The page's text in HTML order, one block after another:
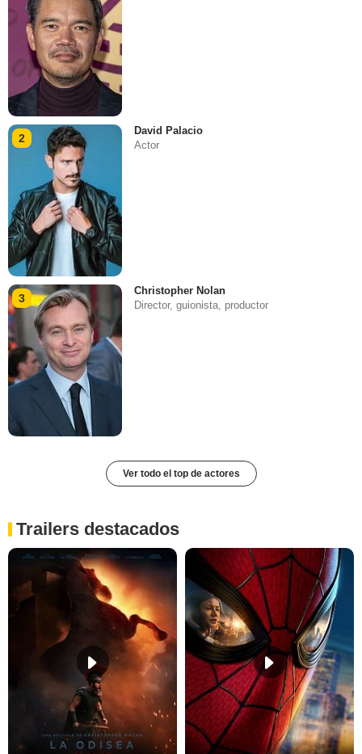
2
David Palacio
Actor
3
Christopher Nolan
Director, guionista, productor
Ver todo el top de actores
Trailers destacados